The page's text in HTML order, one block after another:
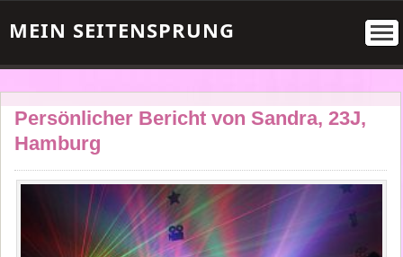
MEIN SEITENSPRUNG
Persönlicher Bericht von Sandra, 23J,
Hamburg